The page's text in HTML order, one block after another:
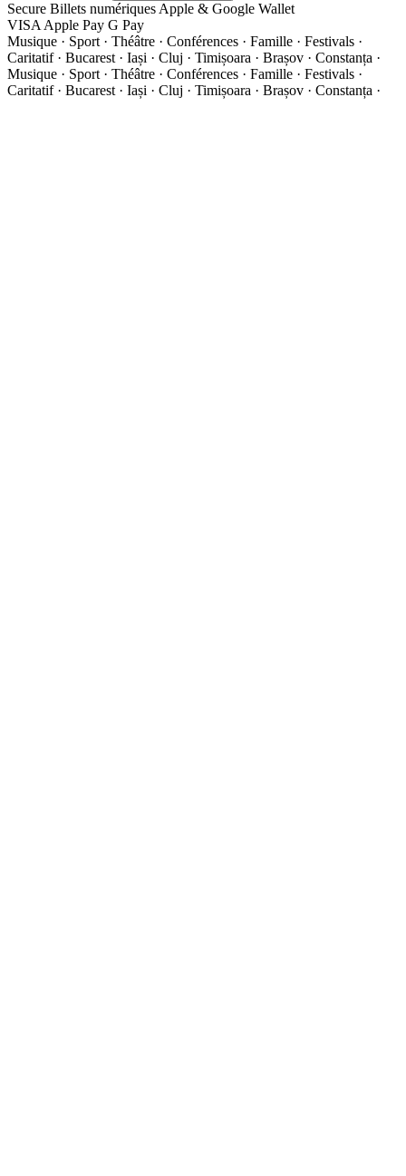
Secure Billets numériques Apple & Google Wallet
VISA Apple Pay G Pay
Musique · Sport · Théâtre · Conférences · Famille · Festivals ·
Caritatif · Bucarest · Iași · Cluj · Timișoara · Brașov · Constanța ·
Musique · Sport · Théâtre · Conférences · Famille · Festivals ·
Caritatif · Bucarest · Iași · Cluj · Timișoara · Brașov · Constanța ·